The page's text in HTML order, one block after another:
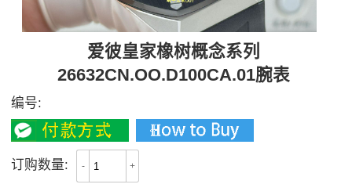
爱彼皇家橡树概念系列
26632CN.OO.D100CA.01腕表
编号:
订购数量: - +